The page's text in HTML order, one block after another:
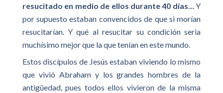
resucitado en medio de ellos durante 40 días…
Y
por supuesto estaban convencidos de que si morían
resucitarían. Y qué al resucitar su condición seria
muchísimo mejor que la que tenían en este mundo.
Estos discípulos de Jesús estaban viviendo lo mismo
que vivió Abraham y los grandes hombres de la
antigüedad, pues todos ellos vivieron de la misma